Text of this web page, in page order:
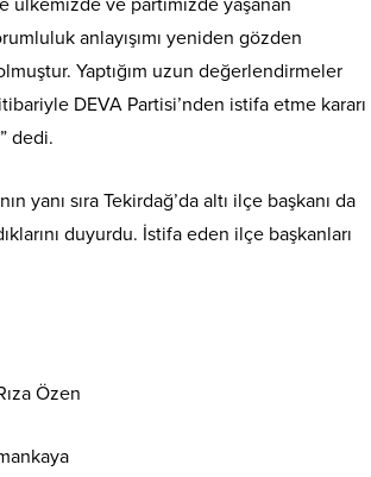
ülkemizde ve partimizde yaşanan
anlayışımı yeniden gözden
Yaptığım uzun değerlendirmeler
DEVA Partisi’nden istifa etme kararı
dedi.
yanı sıra Tekirdağ’da altı ilçe başkanı da
duyurdu. İstifa eden ilçe başkanları
Özen